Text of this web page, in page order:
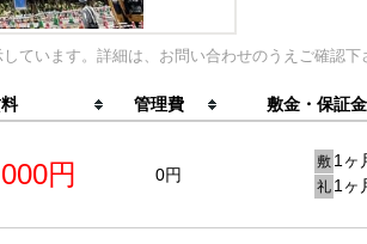
ています。詳細は、お問い合わせのうえご確認下
管理費 敷金・保証
円 0円
敷 1ヶ
礼 1ヶ